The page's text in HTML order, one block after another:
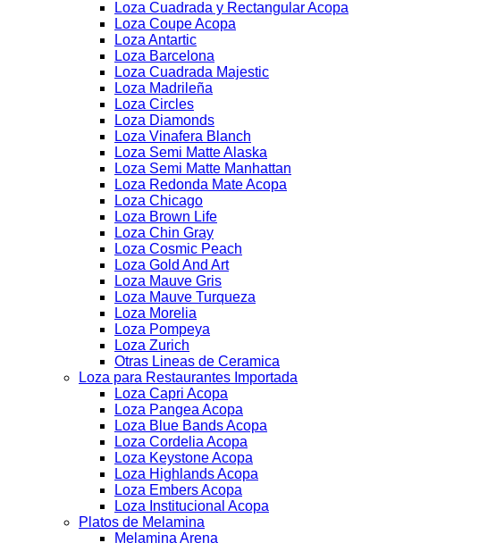
Loza Cuadrada y Rectangular Acopa
Loza Coupe Acopa
Loza Antartic
Loza Barcelona
Loza Cuadrada Majestic
Loza Madrileña
Loza Circles
Loza Diamonds
Loza Vinafera Blanch
Loza Semi Matte Alaska
Loza Semi Matte Manhattan
Loza Redonda Mate Acopa
Loza Chicago
Loza Brown Life
Loza Chin Gray
Loza Cosmic Peach
Loza Gold And Art
Loza Mauve Gris
Loza Mauve Turqueza
Loza Morelia
Loza Pompeya
Loza Zurich
Otras Lineas de Ceramica
Loza para Restaurantes Importada
Loza Capri Acopa
Loza Pangea Acopa
Loza Blue Bands Acopa
Loza Cordelia Acopa
Loza Keystone Acopa
Loza Highlands Acopa
Loza Embers Acopa
Loza Institucional Acopa
Platos de Melamina
Melamina Arena